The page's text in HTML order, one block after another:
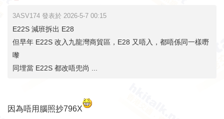
3ASV174 發表於 2026-5-7 00:15
E22S 減班拆出 E28
但早年 E22S 改入九龍灣商貿區，E28 又唔入，都唔係同一樣嘢
嚟
同埋當 E22S 都改唔兜尚 ...
因為唔用腦照抄796X